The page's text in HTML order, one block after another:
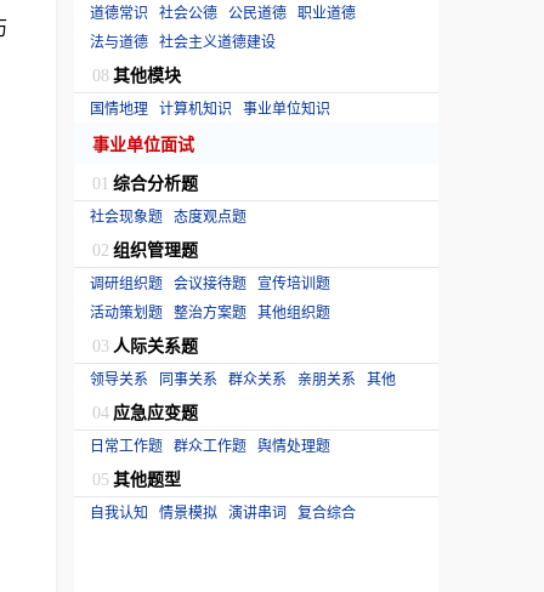
道德常识 社会公德 公民道德 职业道德
法与道德 社会主义道德建设
08 其他模块
国情地理 计算机知识 事业单位知识
事业单位面试
01 综合分析题
社会现象题 态度观点题
02 组织管理题
调研组织题 会议接待题 宣传培训题
活动策划题 整治方案题 其他组织题
03 人际关系题
领导关系 同事关系 群众关系 亲朋关系 其他
04 应急应变题
日常工作题 群众工作题 舆情处理题
05 其他题型
自我认知 情景模拟 演讲串词 复合综合